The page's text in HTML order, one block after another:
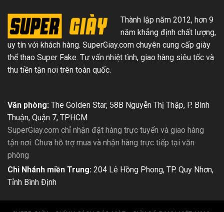
Thành lập năm 2012, hơn 9
năm khẳng định chất lượng,
uy tín với khách hàng. SuperGiay.com chuyên cung cấp giày
thể thao Super Fake. Tư vấn nhiệt tình, giao hàng siêu tốc và
thu tiền tận nơi trên toàn quốc.
Văn phòng: The Golden Star, 58B Nguyễn Thị Thập, P. Bình
Thuận, Quận 7, TP.HCM
SuperGiay.com chỉ nhận đặt hàng trực tuyến và giao hàng
tận nơi. Chưa hỗ trợ mua và nhận hàng trực tiếp tại văn
phòng
Chi Nhánh miền Trung: 204 Lê Hồng Phong, TP. Quy Nhơn,
Tỉnh Bình Định